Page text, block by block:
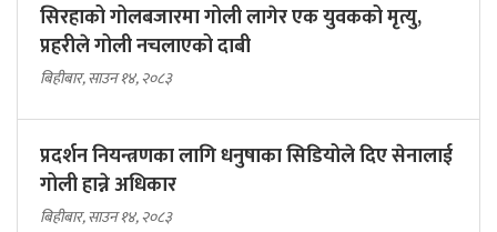
सिरहाको गोलबजारमा गोली लागेर एक युवकको मृत्यु,
प्रहरीले गोली नचलाएको दाबी
बिहीबार, साउन १४, २०८३
प्रदर्शन नियन्त्रणका लागि धनुषाका सिडियोले दिए सेनालाई
गोली हान्ने अधिकार
बिहीबार, साउन १४, २०८३